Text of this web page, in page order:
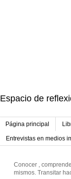
Espacio de
Página principal
Entrevistas en medios
Conocer ,
mismos. Transitar